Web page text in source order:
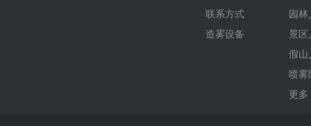
联系方式
造雾设备
园林
景区
假山
喷雾
更多